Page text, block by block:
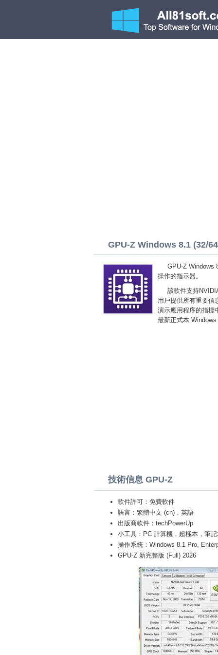
GPU-Z Windows 8.1 (32/
GPU-Z Windows
操作的指示器。
該軟件支持
用戶提供所有重要信
演示應用程序的指標
最新正式本
技術信息 GPU-Z
軟件許可：免費軟件
語言：繁體中文 (cn)，英語
出版商軟件：techPowerUp
小工具：PC 計算機，超極本，筆
操作系統：Windows 8.1 Pro,
GPU-Z 新完整版 (Full) 2026